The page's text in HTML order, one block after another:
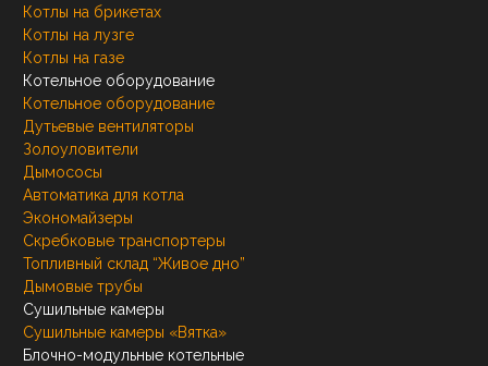
Котлы на брикетах
Котлы на лузге
Котлы на газе
Котельное оборудование
Котельное оборудование
Дутьевые вентиляторы
Золоуловители
Дымососы
Автоматика для котла
Экономайзеры
Скребковые транспортеры
Топливный склад “Живое дно”
Дымовые трубы
Сушильные камеры
Сушильные камеры «Вятка»
Блочно-модульные котельные